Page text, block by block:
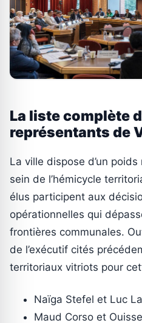
La liste complète
représentants de
La ville dispose d’un
sein de l’hémicycle
élus participent aux
opérationnelles qui
frontières communales.
de l’exécutif cités
territoriaux vitriots pour
Naïga Stefel et Luc
Maud Corso et